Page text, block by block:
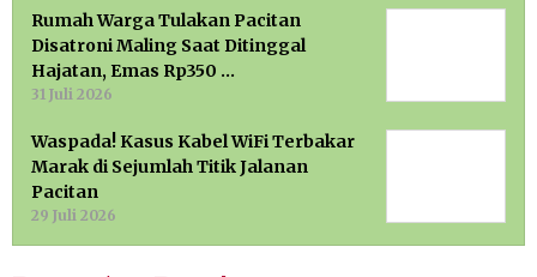
Rumah Warga Tulakan Pacitan
Disatroni Maling Saat Ditinggal
Hajatan, Emas Rp350 …
31 Juli 2026
Waspada! Kasus Kabel WiFi Terbakar
Marak di Sejumlah Titik Jalanan
Pacitan
29 Juli 2026